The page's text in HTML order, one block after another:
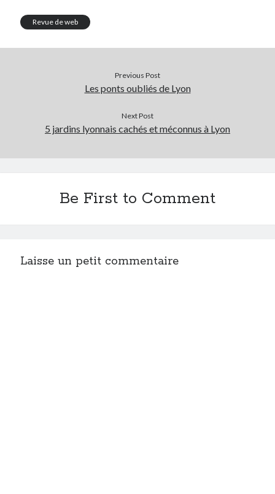
Revue de web
Previous Post
Les ponts oubliés de Lyon
Next Post
5 jardins lyonnais cachés et méconnus à Lyon
Be First to Comment
Laisse un petit commentaire